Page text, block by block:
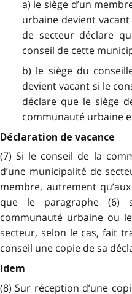
a) le siège d’un
urbaine devient
de secteur déclare
conseil de cette
b) le siège du
devient vacant si le
déclare que le siège
communauté urbaine
Déclaration de vacance
(7) Si le conseil de la
d’une municipalité de
membre, autrement
que le paragraphe (6)
communauté urbaine ou
secteur, selon le cas, fait
conseil une copie de sa
Idem
(8) Sur réception d’une